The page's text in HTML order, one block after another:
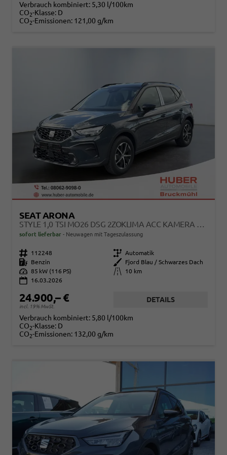
Verbrauch kombiniert: 5,30 l/100km
CO2-Klasse: D
CO2-Emissionen: 121,00 g/km
SEAT ARONA
STYLE 1,0 TSI MO26 DSG 2ZOKLIMA ACC KAMERA SITZHEIZUNG EINPARKHILFE APPLE CAR PLAY 5J GARANTIE
sofort lieferbar Neuwagen mit Tageszulassung
Fahrzeugnr. 112248 Getriebe Automatik
Kraftstoff
Benzin Außenfarbe
Fjord Blau / Schwarzes Dach
Leistung 85 kW (116 PS) Kilometerstand
10 km
16.03.2026
24.900,– €
incl. 19% MwSt.
DETAILS
Verbrauch kombiniert: 5,80 l/100km
CO2-Klasse: D
CO2-Emissionen: 132,00 g/km